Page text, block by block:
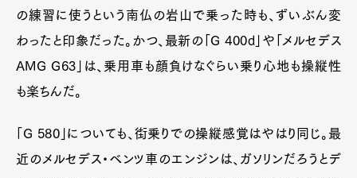
の練習に使うという南仏の岩山で乗った時も、ずいぶん変
わったと印象だった。かつ、最新の「G 400d」や「メルセデス
AMG G63」は、乗用車も顔負けなぐらい乗り心地も操縦性
も楽ちんだ。
「G 580」についても、街乗りでの操縦感覚はやはり同じ。最
近のメルセデス・ベンツ車のエンジンは、ガソリンだろうとデ